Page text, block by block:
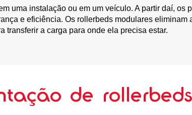
uma instalação ou em um veículo. A partir daí, os
e eficiência. Os rollerbeds modulares
transferir a carga para onde ela precisa estar.
de rollerbeds